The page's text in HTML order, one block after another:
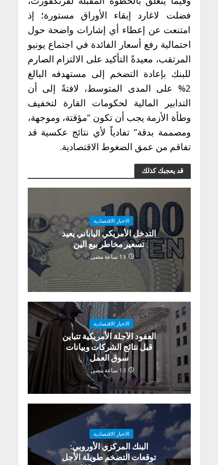
فضلت لاغارد إبقاء الأوراق مستورة؛ إذ
امتنعت عن إعطاء أي إشارات واضحة حول
احتمالية رفع أسعار الفائدة في اجتماع يونيو
المرتقب، معيدةً التأكيد على الالتزام الصارم
للبنك بإعادة التضخم إلى مستهدفه البالغ
2% على المدى المتوسط، لافتةً إلى أن
التدابير المالية لحكومات القارة لتخفيف
وطأة الأزمة يجب أن تكون “مؤقتة، وموجهة،
ومصممة بدقة” تفادياً لأي نتائج عكسية قد
تفاقم من عمق الضغوط الاقتصادية.
قد يعجبك كذلك
الاخبار الاقتصادية
التدخل الأمريكي الياباني يعيد
تسعير مخاطر بيع الين
13 ساعة مضى
الاخبار الاقتصادية
العقود الآجلة الأمريكية تتباين
قبل نتائج الشركات وبيانات
سوق العمل
13 ساعة مضى
الاخبار الاقتصادية
البنك المركزي الأوروبي:
توقعات التضخم طويلة الأجل